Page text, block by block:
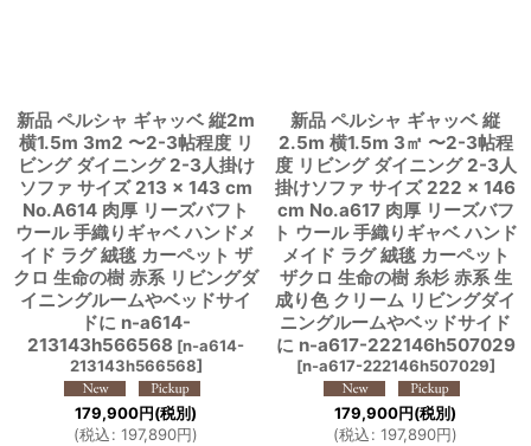
新品 ペルシャ ギャッベ 縦2m
横1.5m 3m2 〜2-3帖程度 リ
ビング ダイニング 2-3人掛け
ソファ サイズ 213 × 143 cm
No.A614 肉厚 リーズバフト
ウール 手織りギャベ ハンドメ
イド ラグ 絨毯 カーペット ザ
クロ 生命の樹 赤系 リビングダ
イニングルームやベッドサイ
ドに n-a614-
213143h566568 [n-a614-
213143h566568]
179,900円(税別)
(税込: 197,890円)
新品 ペルシャ ギャッベ 縦
2.5m 横1.5m 3㎡ 〜2-3帖程
度 リビング ダイニング 2-3人
掛けソファ サイズ 222 × 146
cm No.a617 肉厚 リーズバフ
ト ウール 手織りギャベ ハンド
メイド ラグ 絨毯 カーペット
ザクロ 生命の樹 糸杉 赤系 生
成り色 クリーム リビングダイ
ニングルームやベッドサイド
に n-a617-222146h507029
[n-a617-222146h507029]
179,900円(税別)
(税込: 197,890円)